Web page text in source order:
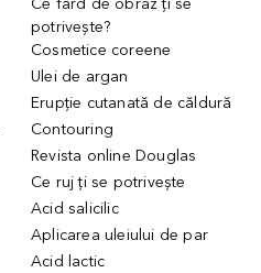
Ce fard de obraz ți se
potrivește?
Cosmetice coreene
Ulei de argan
Erupție cutanată de căldură
Contouring
Revista online Douglas
Ce ruj ți se potrivește
Acid salicilic
Aplicarea uleiului de par
Acid lactic